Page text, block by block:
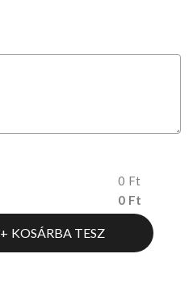
0 Ft
0 Ft
KOSÁRBA TESZ